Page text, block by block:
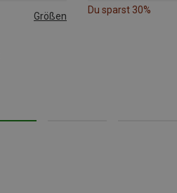
Größen
Du sparst 30%